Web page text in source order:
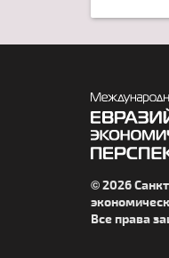
© 2026
Все права